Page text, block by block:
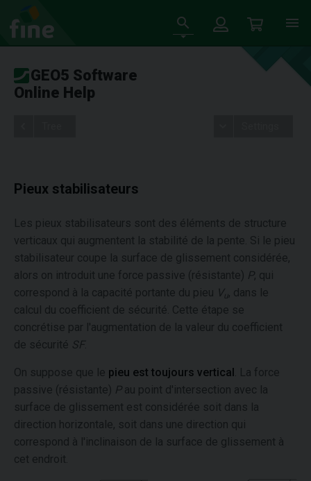
GEO5 Software
Online Help
Pieux stabilisateurs
Les pieux stabilisateurs sont des éléments de structure
verticaux qui augmentent la stabilité de la pente. Si le pieu
stabilisateur coupe la surface de glissement considérée,
alors on introduit une force passive (résistante) P, qui
correspond à la capacité portante du pieu Vu, dans le
calcul du coefficient de sécurité. Cette étape se
concrétise par l'augmentation de la valeur du coefficient
de sécurité SF
On suppose que le pieu est toujours vertical . La force
passive (résistante) Pau point d'intersection avec la
surface de glissement est considérée soit dans la
direction horizontale, soit dans une direction qui
correspond à l'inclinaison de la surface de glissement à
cet endroit.